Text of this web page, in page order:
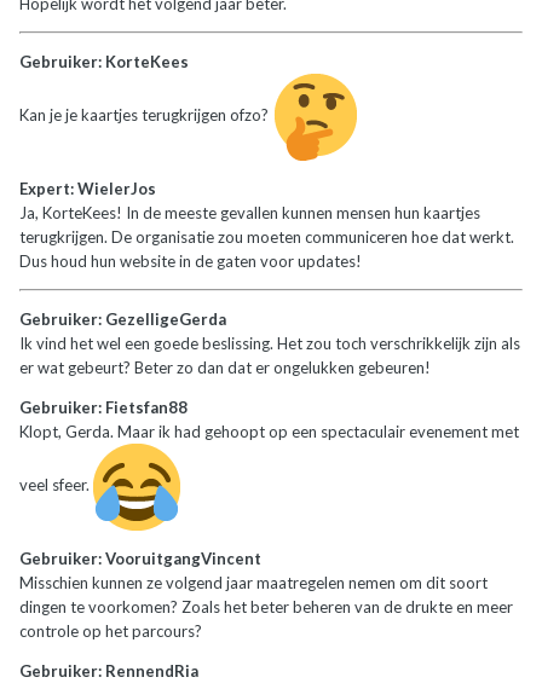
Hopelijk wordt het volgend jaar beter.
Gebruiker: KorteKees
Kan je je kaartjes terugkrijgen ofzo?
Expert: WielerJos
Ja, KorteKees! In de meeste gevallen kunnen mensen hun kaartjes
terugkrijgen. De organisatie zou moeten communiceren hoe dat werkt.
Dus houd hun website in de gaten voor updates!
Gebruiker: GezelligeGerda
Ik vind het wel een goede beslissing. Het zou toch verschrikkelijk zijn als
er wat gebeurt? Beter zo dan dat er ongelukken gebeuren!
Gebruiker: Fietsfan88
Klopt, Gerda. Maar ik had gehoopt op een spectaculair evenement met
veel sfeer.
Gebruiker: VooruitgangVincent
Misschien kunnen ze volgend jaar maatregelen nemen om dit soort
dingen te voorkomen? Zoals het beter beheren van de drukte en meer
controle op het parcours?
Gebruiker: RennendRia